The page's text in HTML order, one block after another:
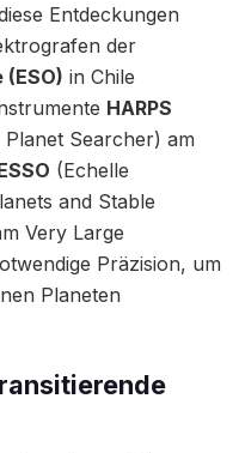
Entdeckungen
der
in Chile
HARPS
Searcher) am
(Echelle
and Stable
Very Large
Präzision, um
Planeten